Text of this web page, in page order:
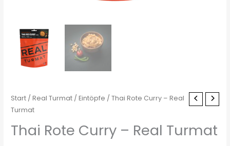
Start /Real Turmat /Eintöpfe / Thai Rote Curry – Real
Turmat
Thai Rote Curry – Real Turmat